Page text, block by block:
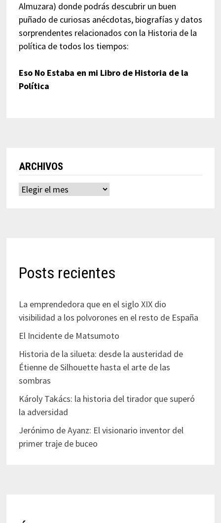
Almuzara) donde podrás descubrir un buen
puñado de curiosas anécdotas, biografías y datos
sorprendentes relacionados con la Historia de la
política de todos los tiempos:
Eso No Estaba en mi Libro de Historia de la
Política
ARCHIVOS
Archivos
Posts recientes
La emprendedora que en el siglo XIX dio
visibilidad a los polvorones en el resto de España
El Incidente de Matsumoto
Historia de la silueta: desde la austeridad de
Étienne de Silhouette hasta el arte de las
sombras
Károly Takács: la historia del tirador que superó
la adversidad
Jerónimo de Ayanz: El visionario inventor del
primer traje de buceo